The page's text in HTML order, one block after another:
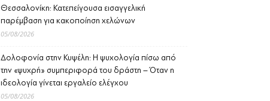
Θεσσαλονίκη: Κατεπείγουσα εισαγγελική
παρέμβαση για κακοποίηση χελώνων
05/08/2026
Δολοφονία στην Κυψέλη: Η ψυχολογία πίσω από
την «ψυχρή» συμπεριφορά του δράστη – Όταν η
ιδεολογία γίνεται εργαλείο ελέγχου
05/08/2026